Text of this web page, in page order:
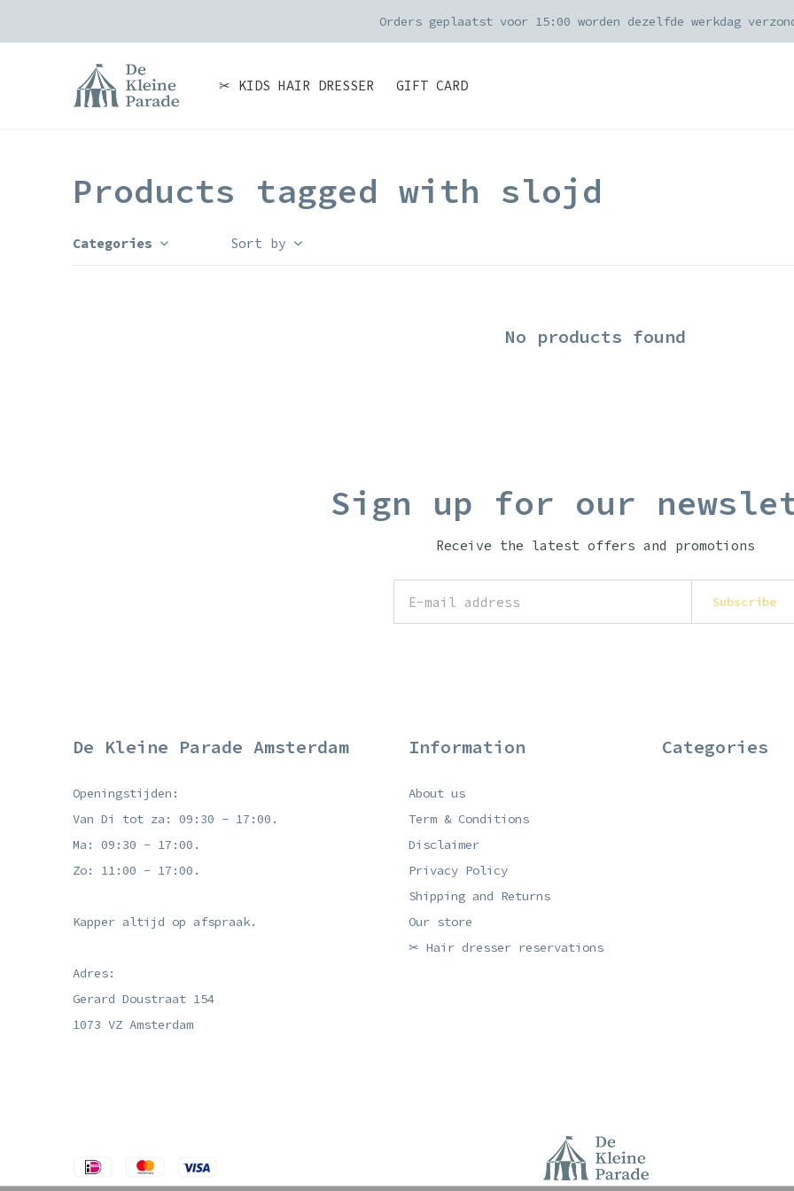
✂ KIDS HAIR DRESSER GIFT CARD
Orders geplaatst voor 15:00 worden dezelfde werkdag
Products tagged with slojd
Categories Sort by
No products found
Sign up for our
Receive the latest offers and promotions
Subscribe
De Kleine Parade Amsterdam
Openingstijden:
Van Di tot za: 09:30 - 17:00.
Ma: 09:30 - 17:00.
Zo: 11:00 - 17:00.
Kapper altijd op afspraak.
Adres:
Gerard Doustraat 154
1073 VZ Amsterdam
Information
About us
Term & Conditions
Disclaimer
Privacy Policy
Shipping and Returns
Our store
✂ Hair dresser reservations
Categories